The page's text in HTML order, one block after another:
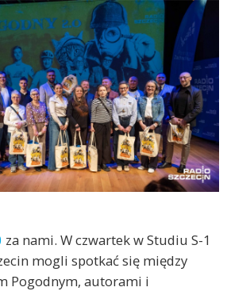
za nami. W czwartek w Studiu S-1
mogli spotkać się między
Pogodnym, autorami i